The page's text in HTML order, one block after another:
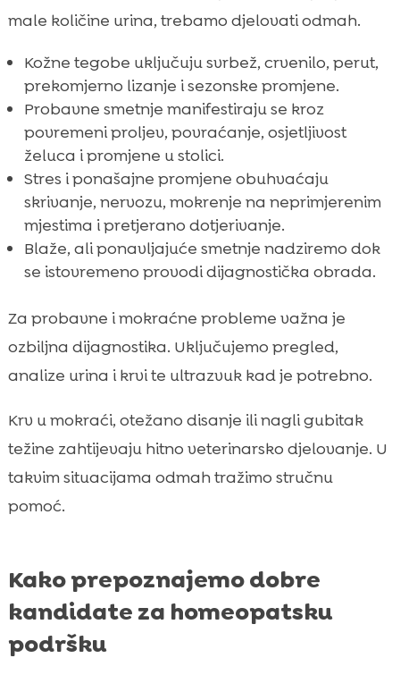
male količine urina, trebamo djelovati odmah.
Kožne tegobe uključuju svrbež, crvenilo, perut,
prekomjerno lizanje i sezonske promjene.
Probavne smetnje manifestiraju se kroz
povremeni proljev, povraćanje, osjetljivost
želuca i promjene u stolici.
Stres i ponašajne promjene obuhvaćaju
skrivanje, nervozu, mokrenje na neprimjerenim
mjestima i pretjerano dotjerivanje.
Blaže, ali ponavljajuće smetnje nadziremo dok
se istovremeno provodi dijagnostička obrada.
Za probavne i mokraćne probleme važna je
ozbiljna dijagnostika. Uključujemo pregled,
analize urina i krvi te ultrazvuk kad je potrebno.
Krv u mokraći, otežano disanje ili nagli gubitak
težine zahtijevaju hitno veterinarsko djelovanje. U
takvim situacijama odmah tražimo stručnu
pomoć.
Kako prepoznajemo dobre
kandidate za homeopatsku
podršku